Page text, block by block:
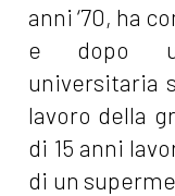
anni ‘70, ha
e dopo
universitaria
lavoro della
di 15 anni
di un